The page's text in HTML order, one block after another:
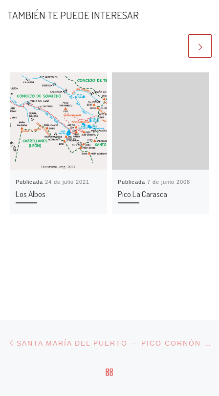
TAMBIÉN TE PUEDE INTERESAR
Publicada24 de julio 2021
Los Albos
Publicada7 de junio 2008
Pico La Carasca
Navegación de entradas